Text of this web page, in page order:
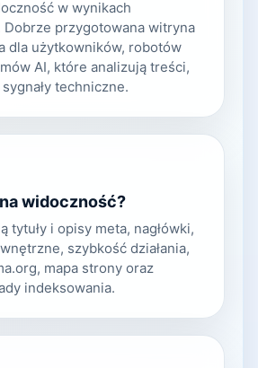
w wynikach
Dobrze przygotowana witryna
dla użytkowników, robotów
AI, które analizują treści,
techniczne.
widoczność?
tytuły i opisy meta, nagłówki,
szybkość działania,
mapa strony oraz
indeksowania.